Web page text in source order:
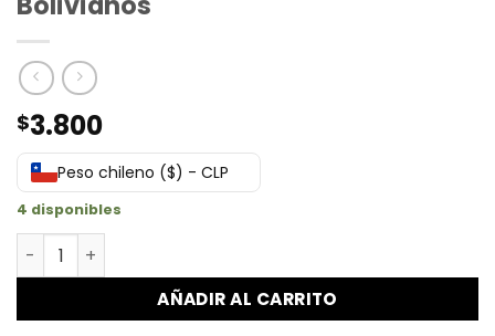
$3.800
Peso chileno ($) - CLP
4 disponibles
Bolivia - P188 - 100.000 Pesos Bolivianos cantidad
AÑADIR AL CARRITO